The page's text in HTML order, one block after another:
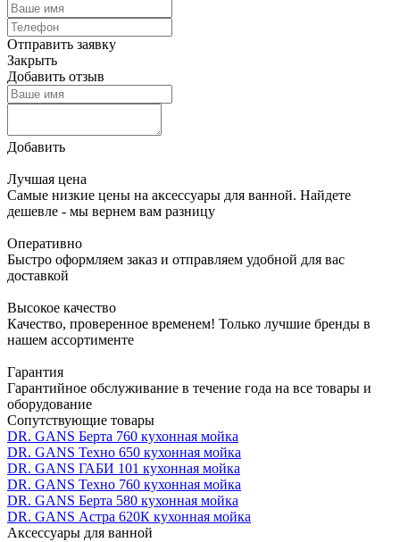
Отправить заявку
Закрыть
Добавить отзыв
Добавить
Лучшая цена
Самые низкие цены на аксессуары для ванной. Найдете
дешевле - мы вернем вам разницу
Оперативно
Быстро оформляем заказ и отправляем удобной для вас
доставкой
Высокое качество
Качество, проверенное временем! Только лучшие бренды в
нашем ассортименте
Гарантия
Гарантийное обслуживание в течение года на все товары и
оборудование
Сопутствующие товары
DR. GANS Берта 760 кухонная мойка
DR. GANS Техно 650 кухонная мойка
DR. GANS ГАБИ 101 кухонная мойка
DR. GANS Техно 760 кухонная мойка
DR. GANS Берта 580 кухонная мойка
DR. GANS Астра 620К кухонная мойка
Аксессуары для ванной